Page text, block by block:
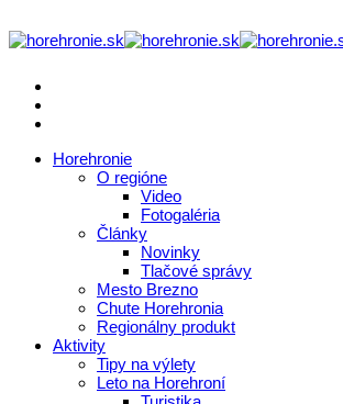
Horehronie
O regióne
Video
Fotogaléria
Články
Novinky
Tlačové správy
Mesto Brezno
Chute Horehronia
Regionálny produkt
Aktivity
Tipy na výlety
Leto na Horehroní